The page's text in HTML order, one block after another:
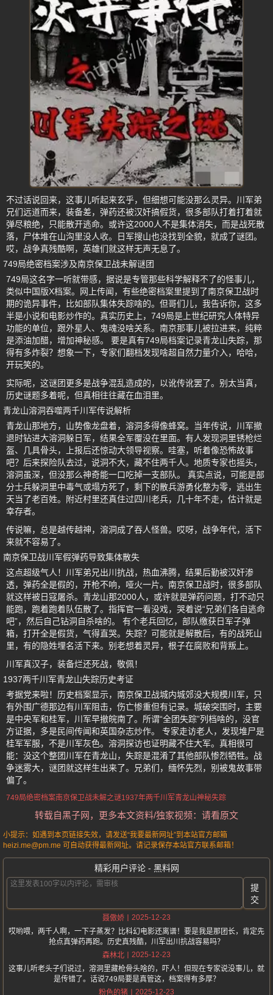
不过话说回来，这事儿听起来玄乎，但细想可能没那么灵异。川军弟
兄们远道而来，装备差，弹药还被汉奸搞假货，很多部队打着打着就
弹尽粮绝，只能散开逃命。或许这2000人不是集体消失，而是战死散
落，尸体堆在山沟里没人收。日军搜山也没找到全貌，就成了谜团。
哎，战争真残酷啊，英雄们就这样无声无息了。
749局绝密档案涉及南京保卫战未解谜团
749局这名字一听就带感，据说是专管那些科学解释不了的怪事儿，
类似中国版X档案。网上传闻，有些绝密档案里提到了南京保卫战时
期的诡异事件，比如部队集体失踪啥的。但哥们儿，我告诉你，这多
半是小说和电影炒作的。真实历史上，749局是上世纪研究人体特异
功能的单位，跟外星人、鬼魂没啥关系。南京那事儿被拉进来，纯粹
是添油加醋，增加神秘感。 要是真有749局档案记录青龙山失踪，那
得有多炸裂？想象一下，专家们翻档发现啥超自然力量介入，哈哈，
开玩笑的。
实际呢，这谜团更多是战争混乱造成的，以讹传讹罢了。别太当真，
历史谜题多着呢，但真相往往藏在血泪里。
青龙山溶洞吞噬两千川军传说解析
青龙山那地方，山势像龙盘着，溶洞多得像蜂窝。当年传说，川军撤
退时钻进大溶洞躲日军，结果全军覆没在里面。有人发现洞里锈枪烂
盔、几具骨头，上报后还惊动大领导视察。哇塞，听着像恐怖故事
吧？后来探险队去过，说洞不大，藏不住两千人。地质专家也摇头，
溶洞虽深，但没那么神奇能一口吃掉一支部队。 真实点说，可能是部
分士兵躲洞里中毒气或塌方死了，剩下的散兵游勇化整为零，逃出生
天当了老百姓。附近村里还真住过四川老兵，几十年不走，估计就是
幸存者。
传说嘛，总是越传越神，溶洞成了吞人怪兽。哎呀，战争年代，活下
来就不容易了。
南京保卫战川军假弹药导致集体散失
这点超级气人！川军弟兄出川抗战，热血沸腾，结果后勤被汉奸渗
透，弹药全是假的，开枪不响，哑火一片。南京保卫战时，很多部队
就这样被日寇屠杀。青龙山那2000人，或许就是弹药问题，打不动只
能跑，跑着跑着队伍散了。指挥官一看没戏，哭着说“兄弟们各自逃命
吧”，然后自己钻洞自杀啥的。 有个老兵回忆，部队缴获日军子弹
箱，打开全是假货，气得直哭。失踪？可能就是解散后，有的战死山
里，有的隐姓埋名活下来。别老想着灵异，根子在腐败和背叛上。
川军真汉子，装备烂还死战，敬佩！
1937两千川军青龙山失踪历史考证
考据党来啦！历史档案显示，南京保卫战城内城郊没大规模川军，只
有外围广德那边有川军阻击，伤亡惨重但有记录。城破突围时，主要
是中央军和桂军，川军早撤皖南了。所谓“全团失踪”列档啥的，没官
方证据，多是民间传闻和英国杂志炒作。 专家走访老人，发现堆尸是
桂军军服，不是川军灰色。溶洞探访也证明藏不住大军。真相很可
能：没这个整团川军在青龙山，失踪是混淆了其他部队惨烈牺牲。战
争迷雾大，谜团就这样生出来了。兄弟们，缅怀先烈，别被鬼故事带
偏了。
749局绝密档案南京保卫战未解之谜1937年两千川军青龙山神秘失踪
转载自黑子网，更多本文资料/独家视频：请看原文
小提示：如遇到本页链接失效，请发送“我要最新网址”到本站官方邮箱
heizi.me@pm.me 可自动获得最新网址。请记录保存本站官方联系邮箱！
精彩用户评论 - 黑料网
提
交
聂傲娇
2025-12-23
哎哟喂，两千人啊，一下子蒸发？比科幻电影还离谱！要是我是那团长，肯定先
抢点真弹药再跑。历史真残酷，川军出川抗战容易吗？
森林北
2025-12-23
这事儿听老头子们说过，溶洞里藏枪骨头啥的，吓人！但现在专家说没事儿，就
是传错了。话说749局要是真管这，档案得有多厚？
粉色的猪
2025-12-23